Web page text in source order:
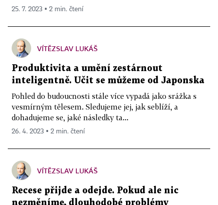
25. 7. 2023 ▪ 2 min. čtení
VÍTĚZSLAV LUKÁŠ
Produktivita a umění zestárnout
inteligentně. Učit se můžeme od Japonska
Pohled do budoucnosti stále více vypadá jako srážka s
vesmírným tělesem. Sledujeme jej, jak seblíží, a
dohadujeme se, jaké následky ta...
26. 4. 2023 ▪ 2 min. čtení
VÍTĚZSLAV LUKÁŠ
Recese přijde a odejde. Pokud ale nic
nezměníme, dlouhodobé problémy